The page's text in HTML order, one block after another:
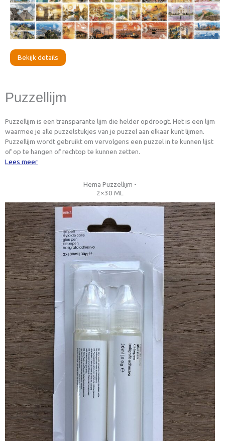
Bekijk details
Puzzellijm
Puzzellijm is een transparante lijm die helder opdroogt. Het is een lijm
waarmee je alle puzzelstukjes van je puzzel aan elkaar kunt lijmen.
Puzzellijm wordt gebruikt om vervolgens een puzzel in te kunnen lijst
of op te hangen of rechtop te kunnen zetten.
Lees meer
Hema Puzzellijm -
2×30 ML